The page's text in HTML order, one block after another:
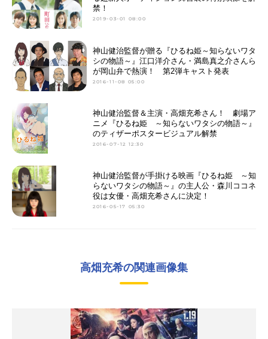
禁！
2019-03-01 08:00
神山健治監督が贈る『ひるね姫～知らないワタ
シの物語～』江口洋介さん・満島真之介さんら
が岡山弁で熱演！ 第2弾キャスト発表
2016-11-08 05:00
神山健治監督＆主演・高畑充希さん！ 劇場ア
ニメ『ひるね姫 ～知らないワタシの物語～』
のティザーポスタービジュアル解禁
2016-07-12 12:30
神山健治監督が手掛ける映画『ひるね姫 ～知
らないワタシの物語～』の主人公・森川ココネ
役は女優・高畑充希さんに決定！
2016-05-17 05:30
高畑充希の関連画像集